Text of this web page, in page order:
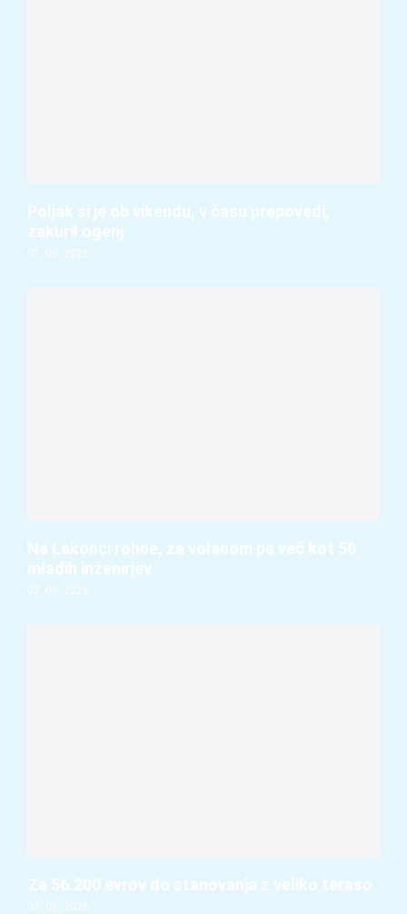
Poljak si je ob vikendu, v času prepovedi,
zakuril ogenj
07. 08. 2026
Na Lakonci rohne, za volanom pa več kot 50
mladih inženirjev
07. 08. 2026
Za 56.200 evrov do stanovanja z veliko teraso
07. 08. 2026